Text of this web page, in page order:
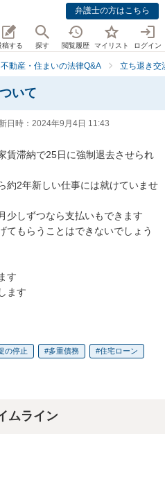
弁護士の方はこちら
稿する 探す 閲覧履歴 マイリスト ログイン
不動産・住まいの法律Q&A 立ち退き交
いて
日時： 2024年9月4日 11:43
賃滞納で25日に強制退去させられ
約2年新しい仕事には就けていませ
少しずつなら支払いもできます
てもらうことはできないでしょう
す
ます
の停止 多重債務 住宅ローン
ムライン